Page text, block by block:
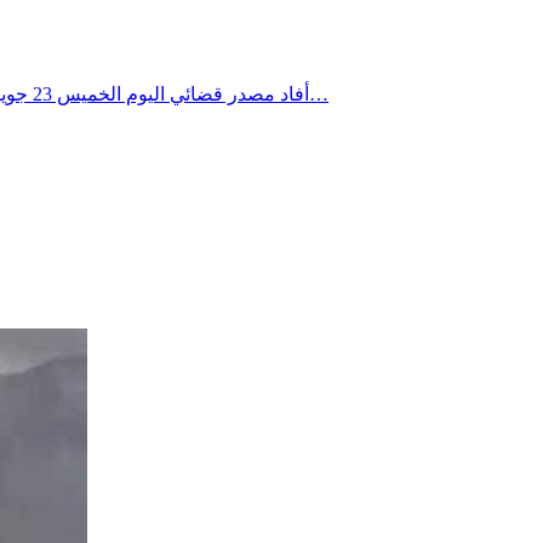
أفاد مصدر قضائي اليوم الخميس 23 جويلية 2026 لوكالة تونس افريقيا للأنباء، أنه بتعليمات من النيابة العمومية بالمحكمة الابتدائية بتونس باشر مركز الأمن الوطني بسيدي البشير يوم…